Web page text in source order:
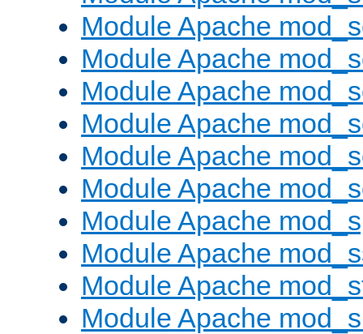
Module Apache
Module Apache
Module Apache
Module Apache
Module Apache
Module Apache
Module Apache
Module Apache
Module Apache
Module Apache